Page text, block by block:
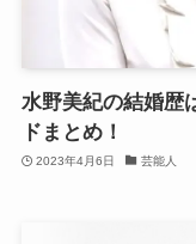
水野美紀の結婚歴
ドまとめ！
2023年4月6日 芸能人